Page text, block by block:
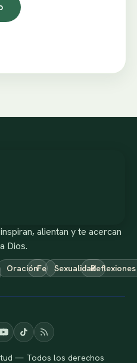
alientan y te acercan
Dios.
OraciónFe SexualidadReflexiones
— Todos los derechos